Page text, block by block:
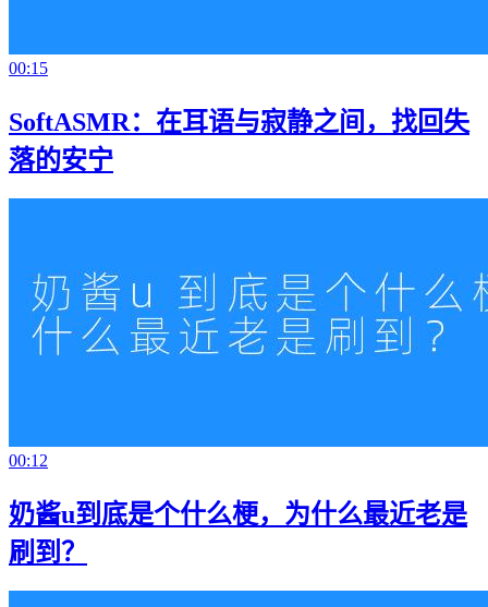
00:15
SoftASMR：在耳语与寂静之间，找回失
落的安宁
00:12
奶酱u到底是个什么梗，为什么最近老是
刷到？